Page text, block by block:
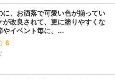
に、お洒落で可愛い色が揃ってい
が改良されて、更に塗りやすくな
やイベント毎に、…
6